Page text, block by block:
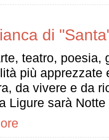
di
teatro, poesia,
più apprezzate
da vivere e da
Ligure sarà